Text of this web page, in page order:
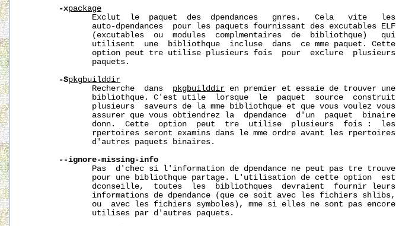
-xpackage
              Exclut  le  paquet  des  dpendances   gnres.   Cela   vite   les
              auto-dpendances  pour les paquets fournissant des excutables ELF
              (excutables  ou  modules  complmentaires  de  bibliothque)   qui
              utilisent  une  bibliothque  incluse  dans  ce mme paquet. Cette
              option peut tre utilise plusieurs fois  pour  exclure  plusieurs
              paquets.
-Spkgbuilddir
              Recherche  dans
pkgbuilddir en premier et essaie de trouver une
              bibliothque. C'est utile  lorsque  le  paquet  source  construit
              plusieurs  saveurs de la mme bibliothque et que vous voulez vous
              assurer que vous obtiendrez la  dpendance  d'un  paquet  binaire
              donn.  Cette  option  peut  tre  utilise  plusieurs  fois :  les
              rpertoires seront examins dans le mme ordre avant les rpertoires
              d'autres paquets binaires.
--ignore-missing-info
              Pas  d'chec si l'information de dpendance ne peut pas tre trouve
              pour une bibliothque partage. L'utilisation de cette option  est
              dconseille,  toutes  les  bibliothques  devraient  fournir leurs
              informations de dpendance (que ce soit avec les fichiers shlibs,
              ou  avec les fichiers symboles), mme si elles ne sont pas encore
              utilises par d'autres paquets.